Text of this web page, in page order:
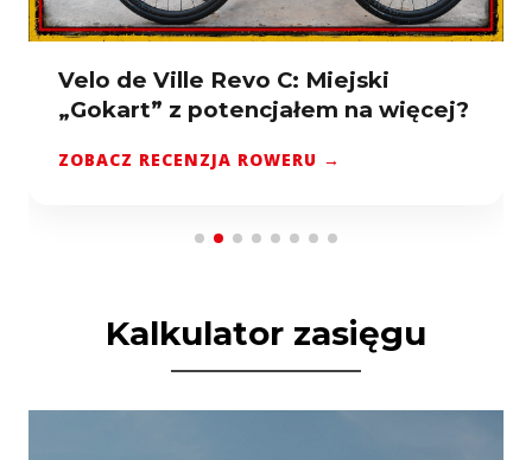
Rower elektryczny z przekładnią
Pinion MGU E1.12: Czy to napęd
ZOBACZ TEST SPRZĘTU →
Kalkulator zasięgu